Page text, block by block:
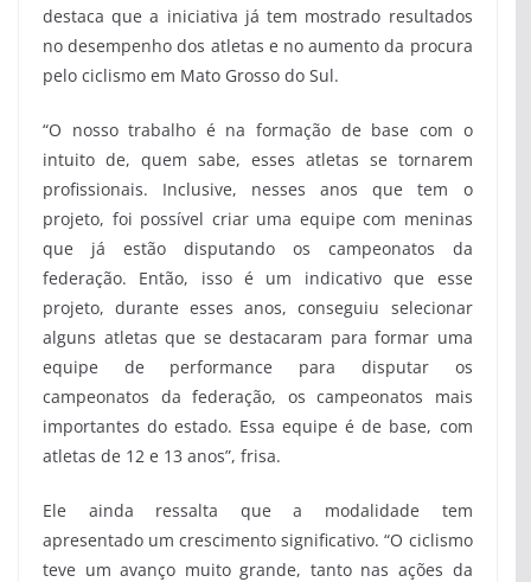
destaca que a iniciativa já tem mostrado resultados
no desempenho dos atletas e no aumento da procura
pelo ciclismo em Mato Grosso do Sul.
“O nosso trabalho é na formação de base com o
intuito de, quem sabe, esses atletas se tornarem
profissionais. Inclusive, nesses anos que tem o
projeto, foi possível criar uma equipe com meninas
que já estão disputando os campeonatos da
federação. Então, isso é um indicativo que esse
projeto, durante esses anos, conseguiu selecionar
alguns atletas que se destacaram para formar uma
equipe de performance para disputar os
campeonatos da federação, os campeonatos mais
importantes do estado. Essa equipe é de base, com
atletas de 12 e 13 anos”, frisa.
Ele ainda ressalta que a modalidade tem
apresentado um crescimento significativo. “O ciclismo
teve um avanço muito grande, tanto nas ações da